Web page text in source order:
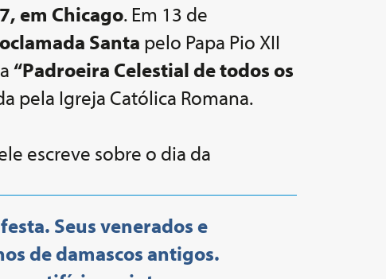
em Chicago. Em 13 de
Santa pelo Papa Pio XII
“Padroeira Celestial de todos os
pela Igreja Católica Romana.
escreve sobre o dia da
Seus venerados e
de damascos antigos.